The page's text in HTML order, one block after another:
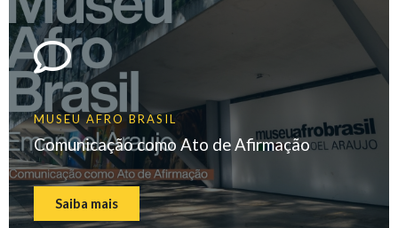
MUSEU AFRO BRASIL
Comunicação como Ato de Afirmação
Saiba mais